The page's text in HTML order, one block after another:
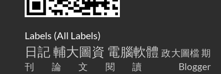
Labels (All Labels)
日記 輔大圖資 電腦軟體 政大圖檔 期
刊論文閱讀
Blogger